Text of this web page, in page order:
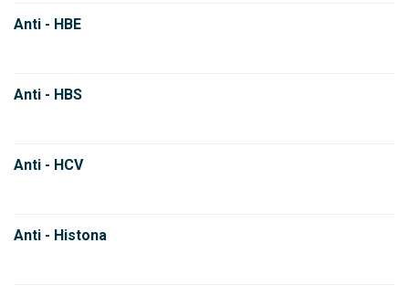
Anti - HBE
Anti - HBS
Anti - HCV
Anti - Histona